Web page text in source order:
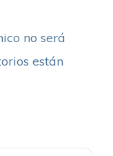
no será
están